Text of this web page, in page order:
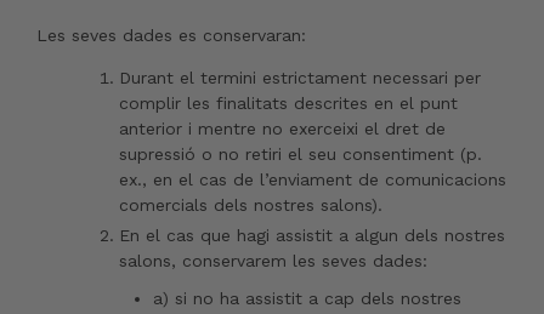
Les seves dades es conservaran:
Durant el termini estrictament necessari per
complir les finalitats descrites en el punt
anterior i mentre no exerceixi el dret de
supressió o no retiri el seu consentiment (p.
ex., en el cas de l’enviament de comunicacions
comercials dels nostres salons).
En el cas que hagi assistit a algun dels nostres
salons, conservarem les seves dades:
a) si no ha assistit a cap dels nostres